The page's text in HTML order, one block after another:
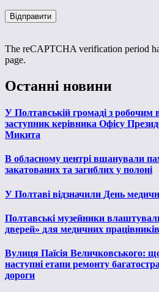
The reCAPTCHA verification period
page.
Останні новини
У Полтавській громаді з робочим
заступник керівника Офісу
Микита
В обласному центрі вшанували
закатованих та загиблих у полоні
У Полтаві відзначили День
Полтавські музейники
дверей» для медичних працівників
Вулиця Паїсія Величковського:
наступні етапи ремонту
дороги